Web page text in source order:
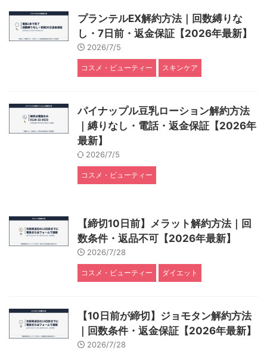
プランテルEX解約方法｜回数縛りな
し・7日前・返金保証【2026年最新】
2026/7/5
コスメ・ビューティー スキンケア
パイナップル豆乳ローション解約方法
｜縛りなし・電話・返金保証【2026年
最新】
2026/7/5
コスメ・ビューティー
【締切10日前】メラット解約方法｜回
数条件・返品不可【2026年最新】
2026/7/28
コスメ・ビューティー ダイエット
【10日前が締切】ジョモタン解約方法
｜回数条件・返金保証【2026年最新】
2026/7/28